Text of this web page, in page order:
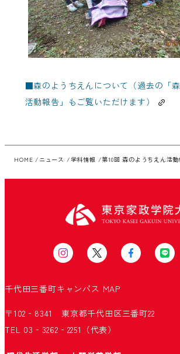
■森のようちえんについて（過去の「
活動報告」もご覧いただけます）
HOME ニュース 学科情報 第10回 森のようちえん活動
千代田三番町キャンパス MAP
〒102‐8341 東京都千代田区三番町22
TEL 03‐3262‐2251（代表）